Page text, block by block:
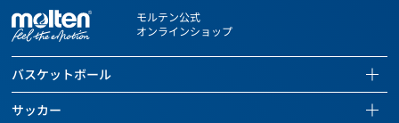
モルテン公式
オンラインショップ
バスケットボール
バスケットボールページを見る
サッカー